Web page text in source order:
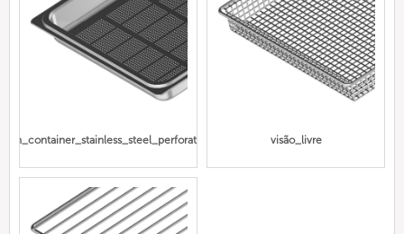
Gn_container_stainless_steel_perforated visão_livre